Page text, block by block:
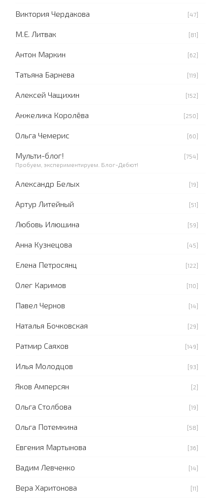
Виктория Чердакова [47]
М.Е. Литвак [81]
Антон Маркин [62]
Татьяна Барнева [119]
Алексей Чащихин [152]
Анжелика Королёва [250]
Ольга Чемерис [60]
Мульти-блог!
[754]
Пробуем, экспериментируем. Блог-Дебют!
Александр Белых [19]
Артур Литейный [51]
Любовь Илюшина [59]
Анна Кузнецова [45]
Елена Петросянц [122]
Олег Каримов [110]
Павел Чернов [14]
Наталья Бочковская [29]
Ратмир Саяхов [149]
Илья Молодцов [93]
Яков Амперсян [2]
Ольга Столбова [19]
Ольга Потемкина [58]
Евгения Мартынова [36]
Вадим Левченко [14]
Вера Харитонова [11]